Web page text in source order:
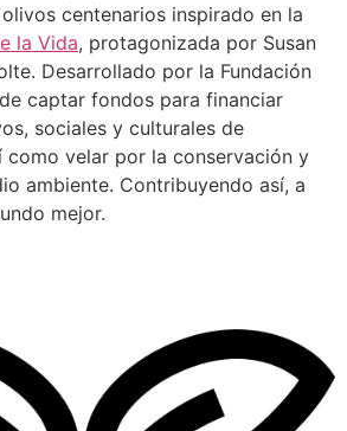
centenarios inspirado en la
la Vida, protagonizada por Susan
Desarrollado por la Fundación
captar fondos para financiar
sociales y culturales de
como velar por la conservación y
ambiente. Contribuyendo así, a
mejor.